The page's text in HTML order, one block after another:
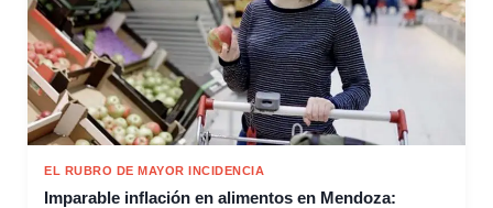
EL RUBRO DE MAYOR INCIDENCIA
Imparable inflación en alimentos en Mendoza: